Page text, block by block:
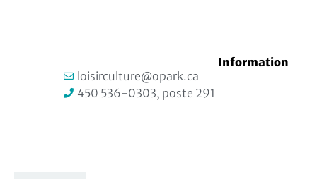
Information
loisirculture@opark.ca
450 536-0303, poste 291